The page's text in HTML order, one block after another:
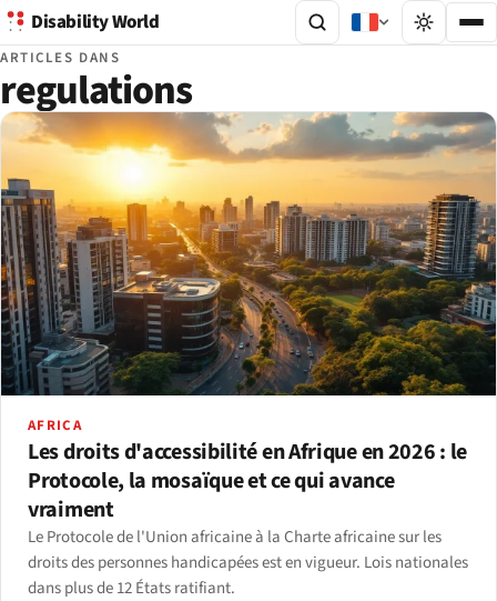
Disability World
ARTICLES DANS
regulations
AFRICA
Les droits d'accessibilité en Afrique en 2026 : le
Protocole, la mosaïque et ce qui avance
vraiment
Le Protocole de l'Union africaine à la Charte africaine sur les
droits des personnes handicapées est en vigueur. Lois nationales
dans plus de 12 États ratifiant.